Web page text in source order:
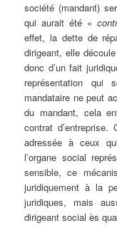
société (mandant)
qui aurait été «
effet, la dette de
dirigeant, elle
donc d’un fait
représentation
mandataire ne peut
du mandant, cela
contrat d’entreprise.
adressée à ceux
l’organe social
sensible, ce
juridiquement à la
juridiques, mais
dirigeant social ès